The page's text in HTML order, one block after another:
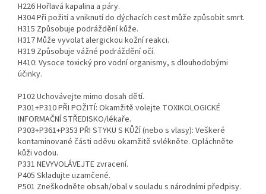
H226 Hořlavá kapalina a páry.
H304 Při požití a vniknutí do dýchacích cest může způsobit smrt.
H315 Způsobuje podráždění kůže.
H317 Může vyvolat alergickou kožní reakci.
H319 Způsobuje vážné podráždění očí.
H410: Vysoce toxický pro vodní organismy, s dlouhodobými
účinky.
P102 Uchovávejte mimo dosah dětí.
P301+P310 PŘI POŽITÍ: Okamžitě volejte TOXIKOLOGICKÉ
INFORMAČNÍ STŘEDISKO/lékaře.
P303+P361+P353 PŘI STYKU S KŮŽÍ (nebo s vlasy): Veškeré
kontaminované části oděvu okamžitě svlékněte. Opláchněte
kůži vodou.
P331 NEVYVOLÁVEJTE zvracení.
P405 Skladujte uzamčené.
P501 Zneškodněte obsah/obal v souladu s národními předpisy.